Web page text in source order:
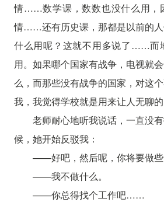
情……数学课，数数也没什么用，
情……还有历史课，那都是以前的
什么用呢？这就不用多说了……而
用。如果哪个国家有战争，电视就
么，而那些没有战争的国家，对这
我，我觉得学校就是用来让人无聊的
老师耐心地听我说话，一直没
候，她开始反驳我：
——好吧，然后呢，你将要做些
——我不做什么。
——你总得找个工作吧……